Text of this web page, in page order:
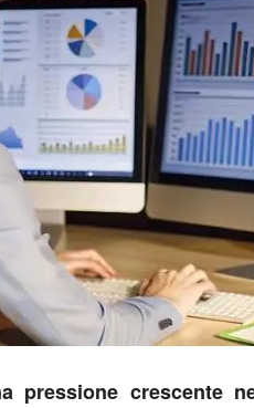
pressione crescente